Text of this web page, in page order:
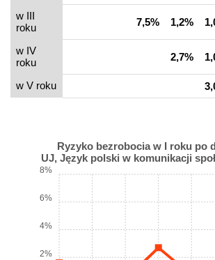
w III
roku
7,5% 1,2%
w IV
roku
2,7%
w V roku
Ryzyko bezrobocia w I roku po
UJ, Język polski w komunikacji
2%
4%
6%
8%